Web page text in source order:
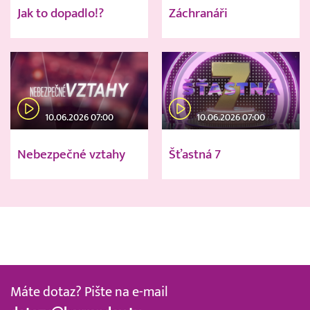
Jak to dopadlo!? Záchranáři
10.06.2026 07:00
Nebezpečné vztahy
10.06.2026 07:00
Šťastná 7
Máte dotaz? Pište na e-mail